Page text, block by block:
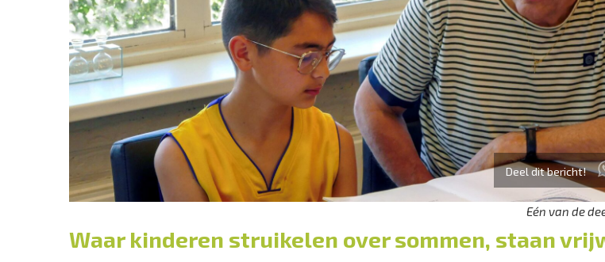
Deel dit bericht!
Eén van de
Waar kinderen struikelen over sommen, staan